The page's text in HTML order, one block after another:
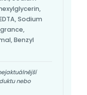
Sodium
Benzyl
nebo